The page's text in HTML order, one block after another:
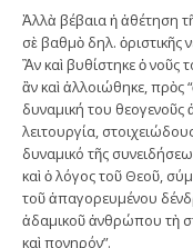
Ἀλλὰ βέβαια ἡ ἀθέτηση
σὲ βαθμὸ δηλ.
Ἂν καὶ βυθίστηκε ὁ νοῦς
ἂν καὶ ἀλλοιώθηκε, πρὸς
δυναμική του θεογενοῦς
λειτουργία,
δυναμικό τῆς
καὶ ὁ λόγος τοῦ Θεοῦ,
τοῦ ἀπαγορευμένου
ἀδαμικοῦ ἀνθρώπου τὴ
καὶ πονηρόν”.